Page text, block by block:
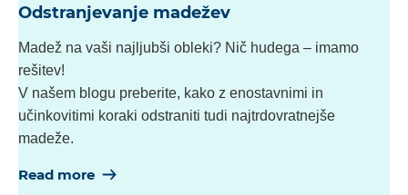
Odstranjevanje madežev
Madež na vaši najljubši obleki? Nič hudega – imamo
rešitev!
V našem blogu preberite, kako z enostavnimi in
učinkovitimi koraki odstraniti tudi najtrdovratnejše
madeže.
Read more